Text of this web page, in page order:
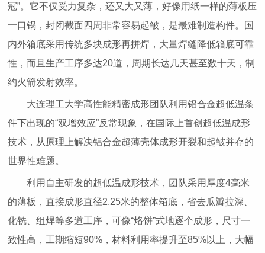
冠”。它不仅受力复杂，还又大又薄，好像用纸一样的薄板压
一口锅，封闭截面四周非常容易起皱，是最难制造构件。国
内外箱底采用传统多块成形再拼焊，大量焊缝降低箱底可靠
性，而且生产工序多达20道，周期长达几天甚至数十天，制
约火箭发射效率。
大连理工大学高性能精密成形团队利用铝合金超低温条
件下出现的“双增效应”反常现象，在国际上首创超低温成形
技术，从原理上解决铝合金超薄壳体成形开裂和起皱并存的
世界性难题。
利用自主研发的超低温成形技术，团队采用厚度4毫米
的薄板，直接成形直径2.25米的整体箱底，省去瓜瓣拉深、
化铣、组焊等多道工序，可像“烙饼”式地逐个成形，尺寸一
致性高，工期缩短90%，材料利用率提升至85%以上，大幅